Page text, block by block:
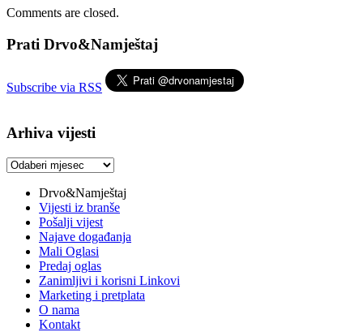
Comments are closed.
Prati Drvo&Namještaj
Subscribe via RSS
Arhiva vijesti
Arhiva
Drvo&Namještaj
Vijesti iz branše
Pošalji vijest
Najave događanja
Mali Oglasi
Predaj oglas
Zanimljivi i korisni Linkovi
Marketing i pretplata
O nama
Kontakt